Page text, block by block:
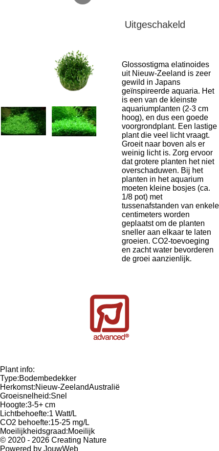
Uitgeschakeld
Glossostigma elatinoides
uit Nieuw-Zeeland is zeer
gewild in Japans
geïnspireerde aquaria. Het
is een van de kleinste
aquariumplanten (2-3 cm
hoog), en dus een goede
voorgrondplant. Een lastige
plant die veel licht vraagt.
Groeit naar boven als er
weinig licht is. Zorg ervoor
dat grotere planten het niet
overschaduwen. Bij het
planten in het aquarium
moeten kleine bosjes (ca.
1/8 pot) met
tussenafstanden van enkele
centimeters worden
geplaatst om de planten
sneller aan elkaar te laten
groeien. CO2-toevoeging
en zacht water bevorderen
de groei aanzienlijk.
Plant info:
Type:Bodembedekker
Herkomst:Nieuw-ZeelandAustralië
Groeisnelheid:Snel
Hoogte:3-5+ cm
Lichtbehoefte:1 Watt/L
CO2 behoefte:15-25 mg/L
Moeilijkheidsgraad:Moeilijk
© 2020 - 2026 Creating Nature
Powered by JouwWeb